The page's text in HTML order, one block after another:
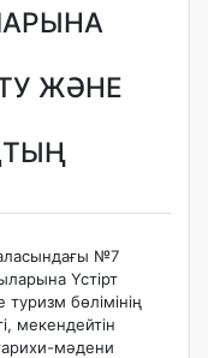
ЖӘНЕ
№7
Үстірт
бөлімінің
мекендейтін
мәдени